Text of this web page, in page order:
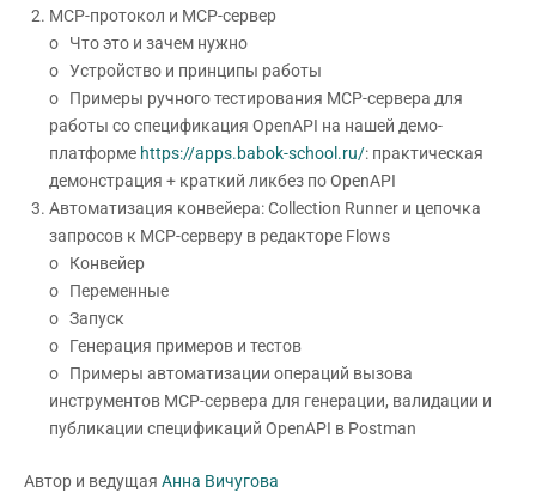
MCP-протокол и MCP-сервер
o Что это и зачем нужно
o Устройство и принципы работы
o Примеры ручного тестирования MCP-сервера для
работы со спецификация OpenAPI на нашей демо-
платформе https://apps.babok-school.ru/: практическая
демонстрация + краткий ликбез по OpenAPI
Автоматизация конвейера: Collection Runner и цепочка
запросов к MCP-серверу в редакторе Flows
o Конвейер
o Переменные
o Запуск
o Генерация примеров и тестов
o Примеры автоматизации операций вызова
инструментов MCP-сервера для генерации, валидации и
публикации спецификаций OpenAPI в Postman
Автор и ведущая Анна Вичугова